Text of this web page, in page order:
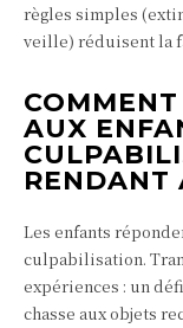
règles simples
veille) réduisent la
COMMENT
AUX
RENDANT
Les enfants
culpabilisation.
expériences : un
chasse aux objets